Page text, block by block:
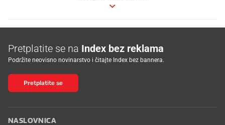
Pretplatite se na Index bez reklama
Podržite neovisno novinarstvo i čitajte Index bez bannera.
Pretplatite se
NASLOVNICA